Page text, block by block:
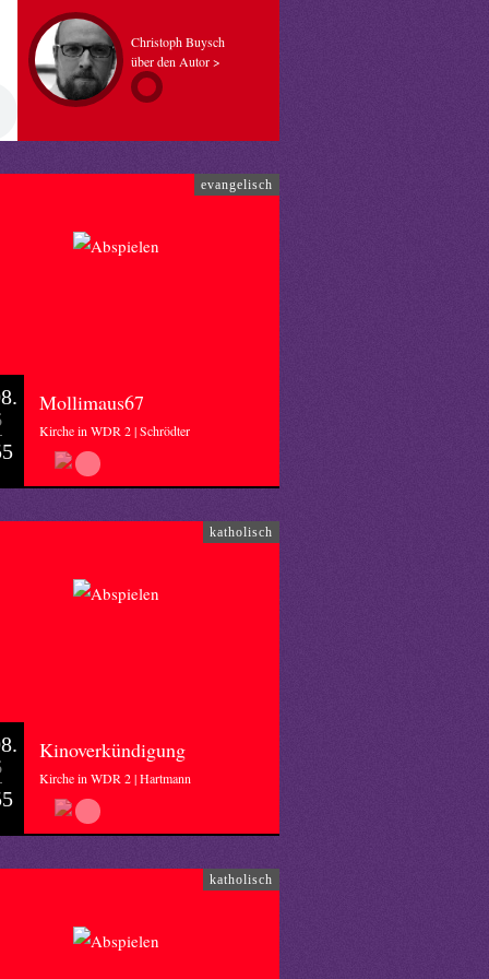
Christoph Buysch
über den Autor >
evangelisch
Mollimaus67
Kirche in WDR 2 | Schrödter
katholisch
Kinoverkündigung
Kirche in WDR 2 | Hartmann
katholisch